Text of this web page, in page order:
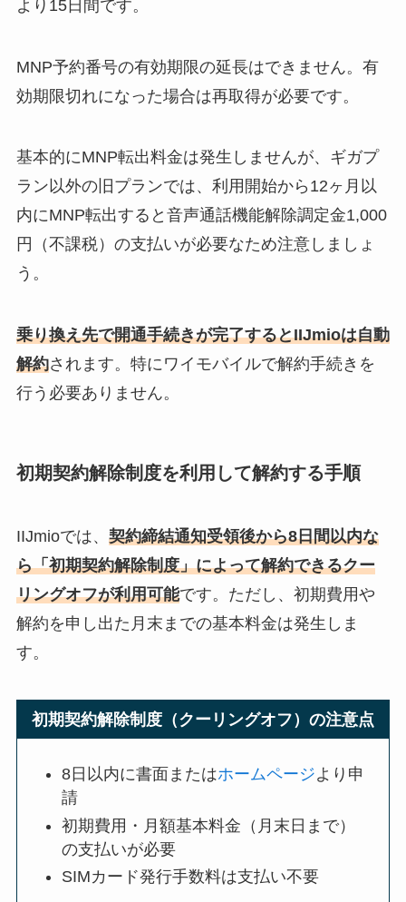
より15日間です。
MNP予約番号の有効期限の延長はできません。有
効期限切れになった場合は再取得が必要です。
基本的にMNP転出料金は発生しませんが、ギガプ
ラン以外の旧プランでは、利用開始から12ヶ月以
内にMNP転出すると音声通話機能解除調定金1,000
円（不課税）の支払いが必要なため注意しましょ
う。
乗り換え先で開通手続きが完了するとIIJmioは自動
解約されます。特にワイモバイルで解約手続きを
行う必要ありません。
初期契約解除制度を利用して解約する手順
IIJmioでは、 契約締結通知受領後から8日間以内な
ら「初期契約解除制度」によって解約できるクー
リングオフが利用可能です。ただし、初期費用や
解約を申し出た月末までの基本料金は発生しま
す。
初期契約解除制度（クーリングオフ）の注意点
8日以内に書面またはホームページより申
請
初期費用・月額基本料金（月末日まで）
の支払いが必要
SIMカード発行手数料は支払い不要